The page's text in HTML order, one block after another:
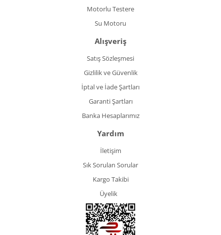
Motorlu Testere
Su Motoru
Alışveriş
Satış Sözleşmesi
Gizlilik ve Güvenlik
İptal ve İade Şartları
Garanti Şartları
Banka Hesaplarımız
Yardım
İletişim
Sık Sorulan Sorular
Kargo Takibi
Üyelik